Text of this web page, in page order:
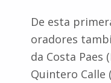
De esta
oradores
da Costa Paes
Quintero Calle